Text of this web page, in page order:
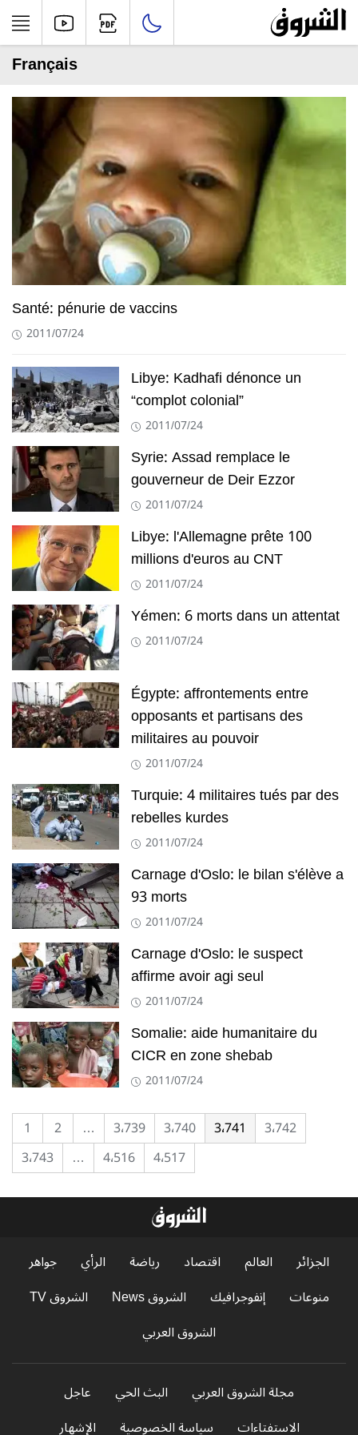
Français
Santé: pénurie de vaccins
2011/07/24
Libye: Kadhafi dénonce un
“complot colonial”
2011/07/24
Syrie: Assad remplace le
gouverneur de Deir Ezzor
2011/07/24
Libye: l'Allemagne prête 100
millions d'euros au CNT
2011/07/24
Yémen: 6 morts dans un attentat
2011/07/24
Égypte: affrontements entre
opposants et partisans des
militaires au pouvoir
2011/07/24
Turquie: 4 militaires tués par des
rebelles kurdes
2011/07/24
Carnage d'Oslo: le bilan s'élève a
93 morts
2011/07/24
Carnage d'Oslo: le suspect
affirme avoir agi seul
2011/07/24
Somalie: aide humanitaire du
CICR en zone shebab
2011/07/24
1 2 … 3٬739 3٬740 3٬741
3٬742
3٬743
… 4٬516 4٬517
الجزائر العالم اقتصاد رياضة الرأي
جواهر
منوعات
إنفوجرافيك الشروق News
الشروق TV
الشروق العربي
مجلة الشروق العربي البث الحي
عاجل
الاستفتاءات
سياسة الخصوصية الإشهار